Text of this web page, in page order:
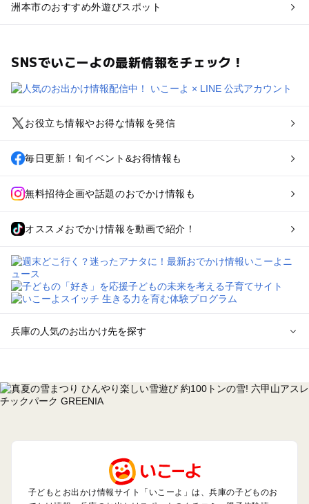
洲本市のおすすめ外遊びスポット
SNSでいこーよの最新情報をチェック！
お役立ち情報やお得な情報を発信
毎日更新！旬イベント&お得情報も
無料招待企画や話題のおでかけ情報も
オススメおでかけ情報を動画で紹介！
兵庫の人気のお出かけ先を探す
を探す
神戸・有馬・六甲山・西宮・明石のプールお出かけ
淡路島のプールお出かけ
城崎・豊岡・竹野のプールお出かけ
神鍋・養父・和田山・鉢伏のプールお出かけ
香住・湯村・浜坂のプールお出かけ
子どもとお出かけ情報サイト「いこーよ」は、兵庫の子どものお